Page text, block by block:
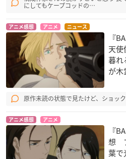
にしてもケープコッドの…
アニメ感想 アニメ ニュース
『
天
暮れ
が木
原作未読の状態で見たけど、ショッ
アニメ感想 アニメ
『
想
葉で